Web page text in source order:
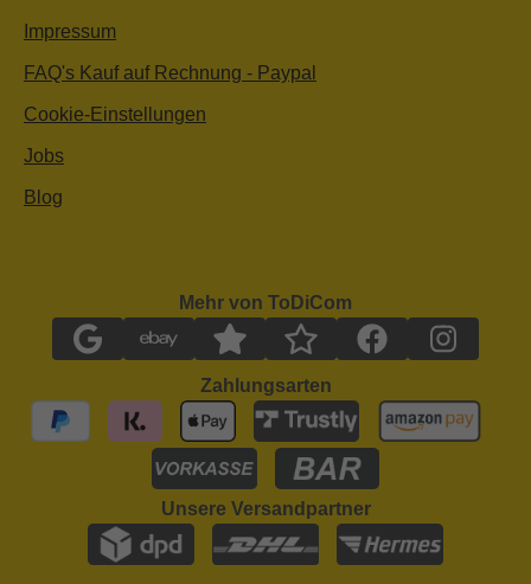
Impressum
FAQ's Kauf auf Rechnung - Paypal
Cookie-Einstellungen
Jobs
Blog
Mehr von ToDiCom
Zahlungsarten
Unsere Versandpartner